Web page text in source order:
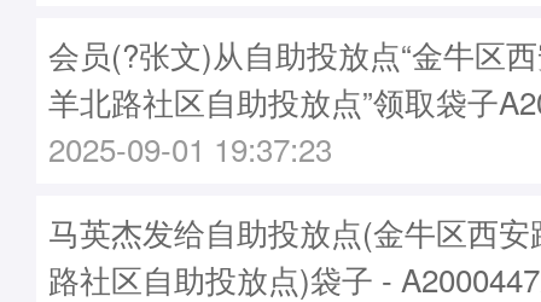
会员(?张文)从自助投放点“金牛区
羊北路社区自助投放点”领取袋子
2025-09-01 19:37:23
马英杰发给自助投放点(金牛区西
路社区自助投放点)袋子 -